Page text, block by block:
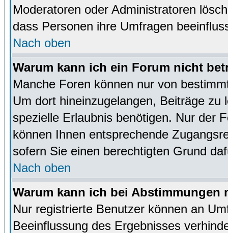
Moderatoren oder Administratoren
dass Personen ihre Umfragen
Nach oben
Warum kann ich ein Forum nicht
Manche Foren können nur von
Um dort hineinzugelangen, Beiträge
spezielle Erlaubnis benötigen. Nur der
können Ihnen entsprechende
sofern Sie einen berechtigten Grund
Nach oben
Warum kann ich bei Abstimmungen
Nur registrierte Benutzer können an
Beeinflussung des Ergebnisses